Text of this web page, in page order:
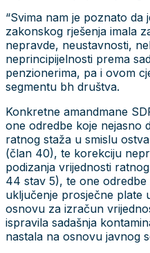
“Svima nam je poznato da
zakonskog rješenja imala
nepravde, neustavnosti,
neprincipijelnosti prema
penzionerima, pa i ovom
segmentu bh društva.
Konkretne amandmane
one odredbe koje nejasno
ratnog staža u smislu
(član 40), te korekciju
podizanja vrijednosti
44 stav 5), te one
uključenje prosječne plate
osnovu za izračun
ispravila sadašnja
nastala na osnovu javnog